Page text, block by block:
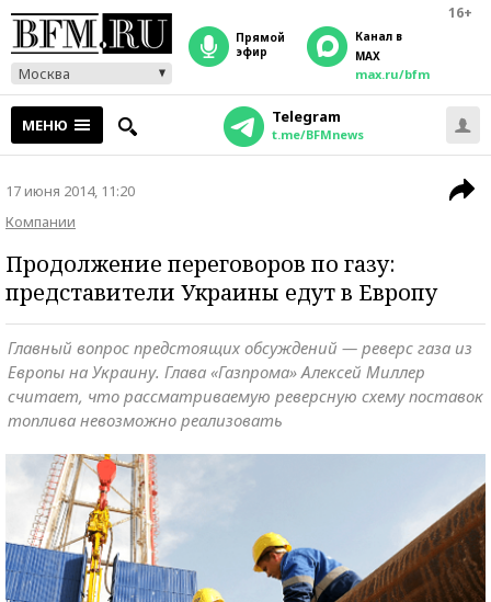
16+
Москва
прямой
эфир
Канал в
MAX
max.ru/bfm
МЕНЮ Telegram
t.me/BFMnews
17 июня 2014, 11:20
Компании
Продолжение переговоров по газу:
представители Украины едут в Европу
Главный вопрос предстоящих обсуждений — реверс газа из
Европы на Украину. Глава «Газпрома» Алексей Миллер
считает, что рассматриваемую реверсную схему поставок
топлива невозможно реализовать